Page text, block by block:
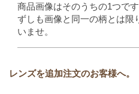
商品画像はそのうちの1つで
ずしも画像と同一の柄とは限
いませ。
レンズを追加注文のお客様へ。